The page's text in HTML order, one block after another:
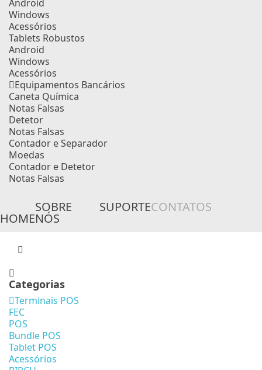
Android
Windows
Acessórios
Tablets Robustos
Android
Windows
Acessórios
Equipamentos Bancários
Caneta Química
Notas Falsas
Detetor
Notas Falsas
Contador e Separador
Moedas
Contador e Detetor
Notas Falsas
HOME
SOBRE
NÓS
SUPORTECONTATOS
Categorias
Terminais POS
FEC
POS
Bundle POS
Tablet POS
Acessórios